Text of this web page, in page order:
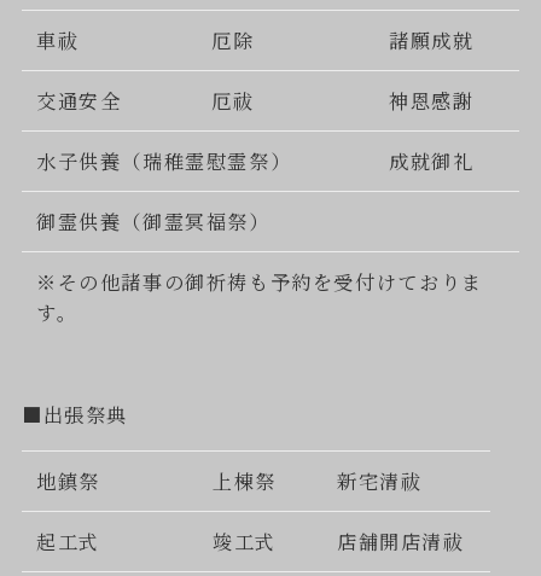
車祓 厄除 諸願成就
交通安全 厄祓 神恩感謝
水子供養（瑞稚霊慰霊祭） 成就御礼
御霊供養（御霊冥福祭）
※その他諸事の御祈祷も予約を受付けておりま
す。
■出張祭典
地鎮祭 上棟祭 新宅清祓
起工式 竣工式 店舗開店清祓